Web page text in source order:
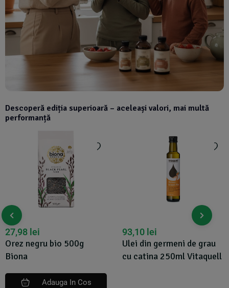
Descoperă ediția superioară – aceleași valori, mai multă
performanță
Orez negru bio 500g
Biona
27,98 lei
Adauga In Cos
Ulei din germeni de grau
cu catina 250ml Vitaquell
93,10 lei